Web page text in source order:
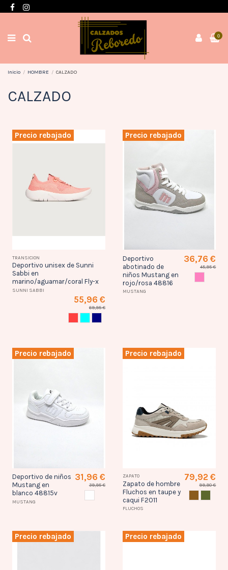
0
Inicio HOMBRE CALZADO
CALZADO
Precio rebajado
TRANSICION
Deportivo unisex de Sunni
Sabbi en
marino/aguamar/coral Fly-x
SUNNI SABBI
55,96 €
69,95 €
Precio rebajado
Deportivo
abotinado de
niños Mustang en
rojo/rosa 48816
MUSTANG
36,76 €
45,95 €
Precio rebajado
Deportivo de niños
Mustang en
blanco 48815v
MUSTANG
31,96 €
39,95 €
Precio rebajado
ZAPATO
Zapato de hombre
Fluchos en taupe y
caqui F2011
FLUCHOS
79,92 €
99,90 €
Precio rebajado Precio rebajado